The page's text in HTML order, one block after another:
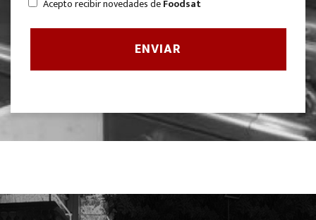
Acepto recibir novedades deFoodsat